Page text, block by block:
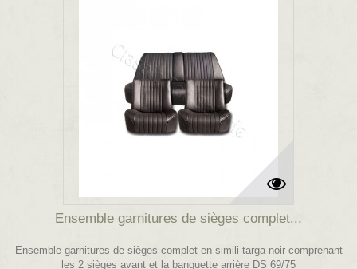
Ensemble garnitures de sièges complet...
Ensemble garnitures de sièges complet en simili targa noir comprenant
les 2 sièges avant et la banquette arrière DS 69/75